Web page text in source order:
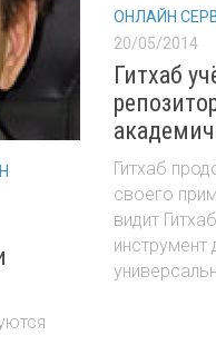
ОНЛАЙН
20/05/2014
Гитхаб
Гитхаб
своего
видит
инструмент